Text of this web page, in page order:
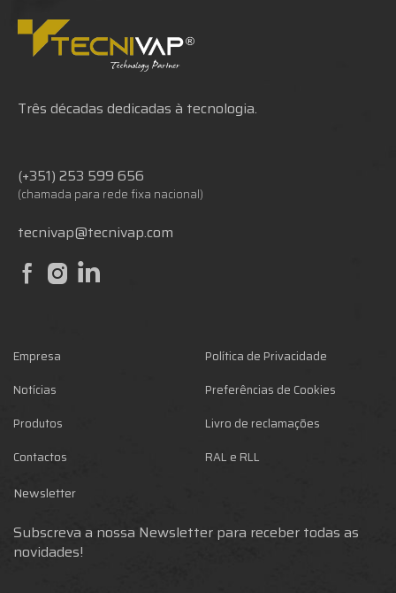
Três décadas dedicadas à tecnologia.
(+351) 253 599 656
(chamada para rede fixa nacional)
tecnivap@tecnivap.com
Empresa
Notícias
Produtos
Contactos
Política de Privacidade
Preferências de Cookies
Livro de reclamações
RAL e RLL
Newsletter
Subscreva a nossa Newsletter para receber todas as
novidades!